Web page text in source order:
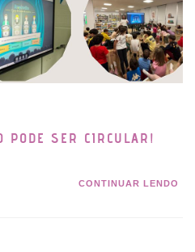
PODE SER CIRCULAR!
CONTINUAR LENDO